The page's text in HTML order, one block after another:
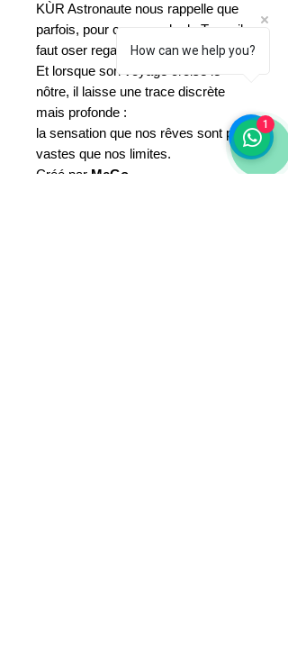
KÙR Astronaute nous rappelle que
parfois, pour comprendre la Terre, il
faut oser regarder les étoiles.
Et lorsque son voyage croise le
nôtre, il laisse une trace discrète
mais profonde :
la sensation que nos rêves sont plus
vastes que nos limites.
Créé par MeGo
How can we help you?
1